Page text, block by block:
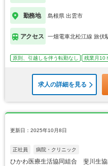
勤務地 島根県 出雲市
アクセス 一畑電車北松江線 旅伏
原則、引越しを伴う転勤なし 残業月10
求人の詳細を見る
更新日：2025年10月8日
正社員 病院・クリニック
ひかわ医療生活協同組合 斐川生協